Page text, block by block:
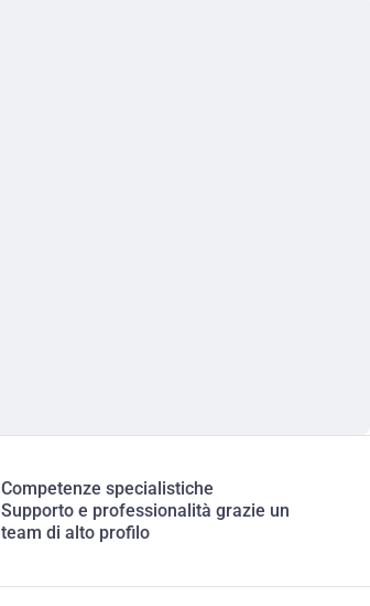
Competenze specialistiche
Supporto e professionalità grazie un
team di alto profilo